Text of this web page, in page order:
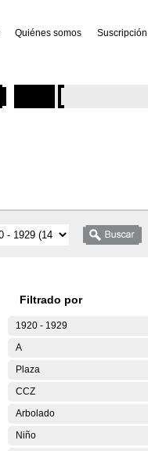
Quiénes somos Suscripción
Filtrado por
1920 - 1929
A
Plaza
CCZ
Arbolado
Niño